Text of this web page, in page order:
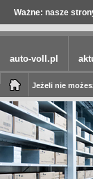
Ważne: nasze
auto-voll.pl
Jeżeli nie